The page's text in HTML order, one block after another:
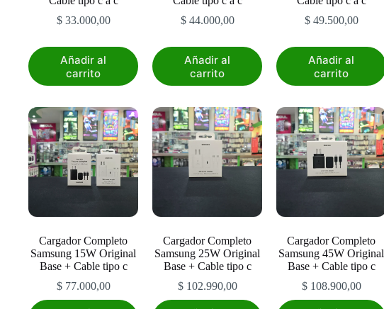
$33.000,00
Añadir al
carrito
$44.000,00
Añadir al
carrito
$49.500,00
Añadir al
carrito
Cargador Completo
Samsung 15W Original
Base + Cable tipo c
$77.000,00
Cargador Completo
Samsung 25W Original
Base + Cable tipo c
$102.990,00
Cargador Completo
Samsung 45W Original
Base + Cable tipo c
$108.900,00